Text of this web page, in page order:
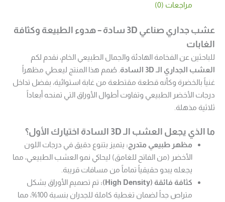
مراجعات (0)
عشب جداري صناعي 3D سادة – هدوء الطبيعة وكثافة
الغابات
للباحثين عن الفخامة الهادئة والجمال الطبيعي الخام، نقدم لكم
العشب الجداري الـ 3D السادة
. صُمم هذا المنتج ليعطي مظهراً
غنياً بالخضرة وكأنه قطعة مقتطعة من غابة استوائية، بفضل تداخل
درجات الأخضر الطبيعي وتفاوت أطوال الأوراق التي تمنحه أبعاداً
ثلاثية مذهلة.
ما الذي يجعل العشب الـ 3D السادة اختيارك الأول؟
مظهر طبيعي متدرج: يتميز بتنوع دقيق في درجات اللون
الأخضر (من الفاتح للغامق) ليحاكي نمو العشب الطبيعي، مما
يجعله يبدو حقيقياً تماماً من مسافات قريبة.
كثافة فائقة (High Density):
تم تصميم الأوراق بشكل
متراص جداً لضمان تغطية كاملة للجدران بنسبة 100%، مما